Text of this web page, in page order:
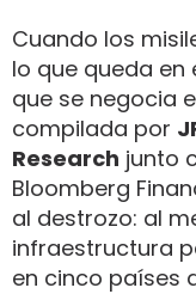
Cuando los
lo que queda en
que se negocia
compilada por
Research junto
Bloomberg
al destrozo: al
infraestructura
en cinco países